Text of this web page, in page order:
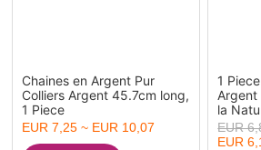
Chaines en Argent Pur
Colliers Argent 45.7cm long,
1 Piece
EUR 7,25 ~ EUR 10,07
1
Argent
la
long
EUR
EUR